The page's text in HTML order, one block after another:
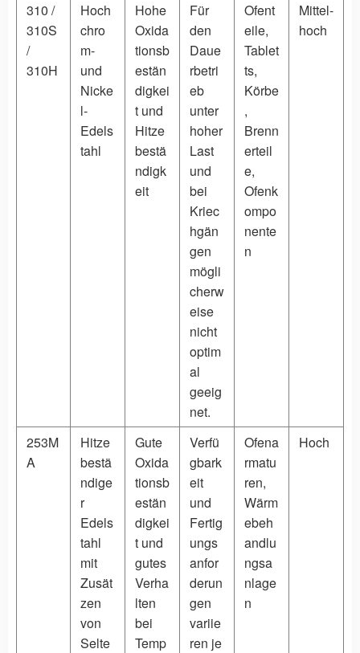
310 /
310S
/
310H
Hoch
chro
m-
und
Nicke
l-
Edels
tahl
Hohe
Oxida
tionsb
estän
digkei
t und
Hitze
bestä
ndigk
eit
Für
den
Daue
rbetri
eb
unter
hoher
Last
und
bei
Kriec
hgän
gen
mögli
cherw
eise
nicht
optim
al
geeig
net.
Ofent
eile,
Tablet
ts,
Körbe
,
Brenn
erteil
e,
Ofenk
ompo
nente
n
Mittel-
hoch
253M
A
Hitze
bestä
ndige
r
Edels
tahl
mit
Zusät
zen
von
Selte
Gute
Oxida
tionsb
estän
digkei
t und
gutes
Verha
lten
bei
Temp
Verfü
gbark
eit
und
Fertig
ungs
anfor
derun
gen
variie
ren je
Ofena
rmatu
ren,
Wärm
ebeh
andlu
ngsa
nlage
n
Hoch